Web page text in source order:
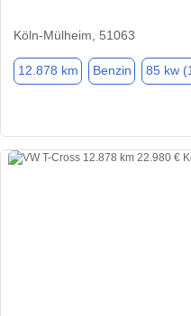
Köln-Mülheim, 51063
12.878 km Benzin 85 kw